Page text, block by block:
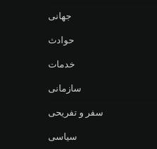
جهانی
حوادث
خدمات
سازمانی
سفر و تفریحی
سیاسی